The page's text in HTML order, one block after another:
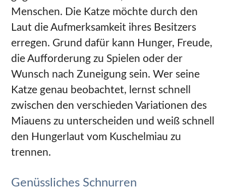
Menschen. Die Katze möchte durch den
Laut die Aufmerksamkeit ihres Besitzers
erregen. Grund dafür kann Hunger, Freude,
die Aufforderung zu Spielen oder der
Wunsch nach Zuneigung sein. Wer seine
Katze genau beobachtet, lernst schnell
zwischen den verschieden Variationen des
Miauens zu unterscheiden und weiß schnell
den Hungerlaut vom Kuschelmiau zu
trennen.
Genüssliches Schnurren